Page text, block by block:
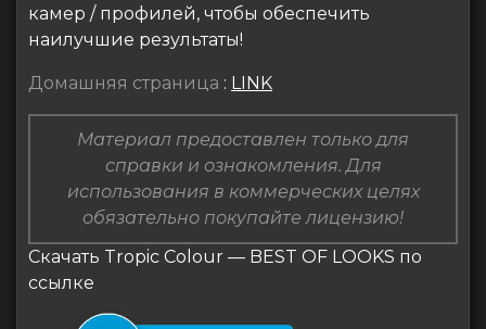
камер / профилей, чтобы обеспечить
наилучшие результаты!
Домашняя страница : LINK
Материал предоставлен только для
справки и ознакомления. Для
использования в коммерческих целях
обязательно покупайте лицензию!
Скачать Tropic Colour — BEST OF LOOKS по
ссылке